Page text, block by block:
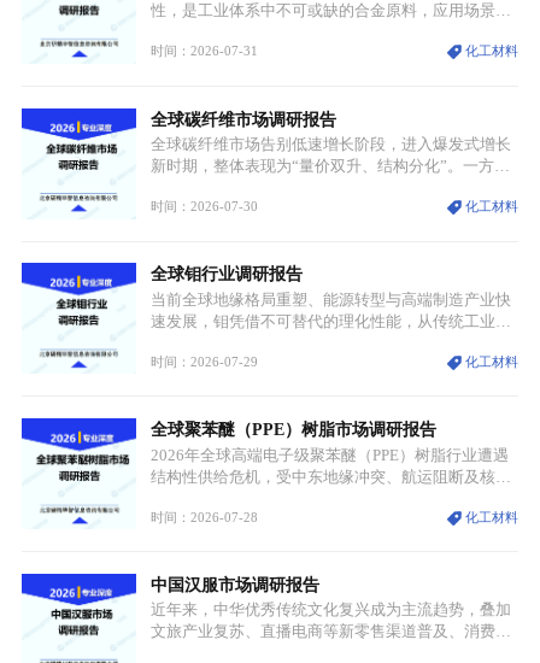
性，是工业体系中不可或缺的合金原料，应用场景横
用价值难以被替代。依托理化优势，镍被全球主要经
型为新能源核心战略矿产，全球产业形成“印尼掌控
资源与产能、中国主导消费与技术、工艺向低碳湿法
迭代、再生镍加速补位”的全新格局。
时间：2026-07-31 化工材料
全球碳纤维市场调研报告
全球碳纤维市场告别低速增长阶段，进入爆发式增长
新时期，整体表现为“量价双升、结构分化”。一方面
持续扩张；另一方面产品、需求、应用场景呈现明显
体规模扩张，高附加值领域与规模化工业应用形成两
大独立增长体系。
时间：2026-07-30 化工材料
全球钼行业调研报告
当前全球地缘格局重塑、能源转型与高端制造产业快
速发展，钼凭借不可替代的理化性能，从传统工业金
需格局重构、价值体系重估的新阶段。钼是典型难熔
贯穿传统工业、高端制造、军工、新能源等多个核心
产业，成为现代工业体系中不可或缺的基础材料。
时间：2026-07-29 化工材料
全球聚苯醚（PPE）树脂市场调研报告
2026年全球高端电子级聚苯醚（PPE）树脂行业遭遇
结构性供给危机，受中东地缘冲突、航运阻断及核心
停产，行业长期维持寡头垄断的供应链格局彻底瓦
价无市”的供给真空，并沿高频覆铜板、PCB电路板向
AI服务器、5G基站等高端电子终端持续传导，全产业
链生产、成本、交付均承受巨大压力。
时间：2026-07-28 化工材料
中国汉服市场调研报告
近年来，中华优秀传统文化复兴成为主流趋势，叠加
文旅产业复苏、直播电商等新零售渠道普及、消费群